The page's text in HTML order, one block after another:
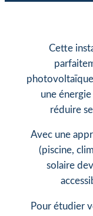
Cette
une
réduire
Avec une
(piscine,
solaire
Pour étudier